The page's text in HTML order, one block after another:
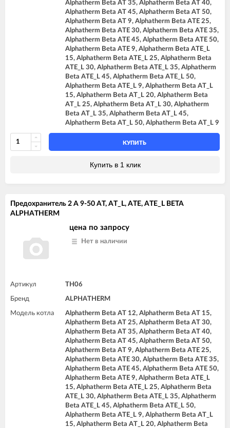
Alphatherm Beta AT 35, Alphatherm Beta AT 40,
Alphatherm Beta AT 45, Alphatherm Beta AT 50,
Alphatherm Beta AT 9, Alphatherm Beta ATE 25,
Alphatherm Beta ATE 30, Alphatherm Beta ATE 35,
Alphatherm Beta ATE 45, Alphatherm Beta ATE 50,
Alphatherm Beta ATE 9, Alphatherm Beta ATE_L
15, Alphatherm Beta ATE_L 25, Alphatherm Beta
ATE_L 30, Alphatherm Beta ATE_L 35, Alphatherm
Beta ATE_L 45, Alphatherm Beta ATE_L 50,
Alphatherm Beta ATE_L 9, Alphatherm Beta AT_L
15, Alphatherm Beta AT_L 20, Alphatherm Beta
AT_L 25, Alphatherm Beta AT_L 30, Alphatherm
Beta AT_L 35, Alphatherm Beta AT_L 45,
Alphatherm Beta AT_L 50, Alphatherm Beta AT_L 9
КУПИТЬ
Купить в 1 клик
Предохранитель 2 A 9-50 AT, AT_L, ATE, ATE_L BETA
ALPHATHERM
цена по запросу
Нет в наличии
Артикул TH06
Бренд ALPHATHERM
Модель котла
Alphatherm Beta AT 12, Alphatherm Beta AT 15,
Alphatherm Beta AT 25, Alphatherm Beta AT 30,
Alphatherm Beta AT 35, Alphatherm Beta AT 40,
Alphatherm Beta AT 45, Alphatherm Beta AT 50,
Alphatherm Beta AT 9, Alphatherm Beta ATE 25,
Alphatherm Beta ATE 30, Alphatherm Beta ATE 35,
Alphatherm Beta ATE 45, Alphatherm Beta ATE 50,
Alphatherm Beta ATE 9, Alphatherm Beta ATE_L
15, Alphatherm Beta ATE_L 25, Alphatherm Beta
ATE_L 30, Alphatherm Beta ATE_L 35, Alphatherm
Beta ATE_L 45, Alphatherm Beta ATE_L 50,
Alphatherm Beta ATE_L 9, Alphatherm Beta AT_L
15, Alphatherm Beta AT_L 20, Alphatherm Beta